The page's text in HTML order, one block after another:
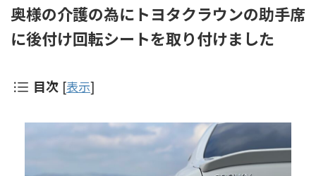
奥様の介護の為にトヨタクラウンの助手席
に後付け回転シートを取り付けました
目次 [表示]